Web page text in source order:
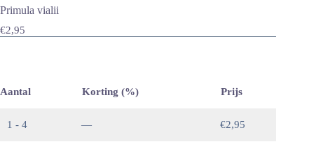
Primula vialii
€2,95
Aantal Korting (%) Prijs
1 - 4 — €2,95